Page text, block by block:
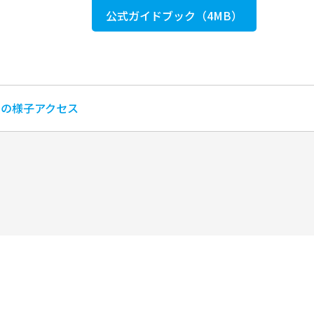
公式ガイドブック（4MB）
様子アクセス